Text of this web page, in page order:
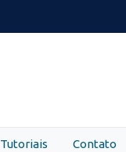
Tutoriais Contato